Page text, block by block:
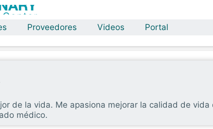
Proveedores Videos Portal
de la vida. Me apasiona mejorar la calidad de vida
médico.